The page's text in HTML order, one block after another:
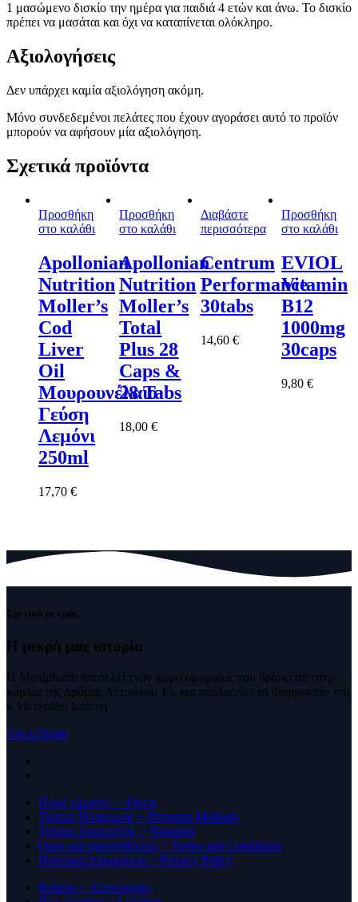
1 μασώμενο δισκίο την ημέρα για παιδιά 4 ετών και άνω. Το δισκίο
πρέπει να μασάται και όχι να καταπίνεται ολόκληρο.
Αξιολογήσεις
Δεν υπάρχει καμία αξιολόγηση ακόμη.
Μόνο συνδεδεμένοι πελάτες που έχουν αγοράσει αυτό το προϊόν
μπορούν να αφήσουν μία αξιολόγηση.
Σχετικά προϊόντα
Προσθήκη
στο καλάθι
Apollonian
Nutrition
Moller’s
Cod
Liver
Oil
Μουρουνέλαιο
Γεύση
Λεμόνι
250ml
17,70 €
Προσθήκη
στο καλάθι
Apollonian
Nutrition
Moller’s
Total
Plus 28
Caps &
28 Tabs
18,00€
Διαβάστε
περισσότερα
Centrum
Performance
30tabs
14,60 €
Προσθήκη
στο καλάθι
EVIOL
Vitamin
B12
1000mg
30caps
9,80 €
Σχετικά με εμάς
Η μικρή μας ιστορία
Η Menipharm αποτελεί εναν χώρο ομορφίας που βρίσκεται στην
καρδία της Δράμας Αντιγόνου 15, και αναδικνύει το Φαρμακείο του
κ.Μενεσίδη Ιωάννη
Get a Quote
Ποιοί είμαστε ~ About
Τρόποι Πληρωμής ~ Payment Methods
Τρόποι Αποστολής ~ Shipping
Όροι και προυποθέσεις ~ Terms and Conditions
Πολιτική Απορρήτου ~ Privacy Policy
Returns ~ Επιστροφές